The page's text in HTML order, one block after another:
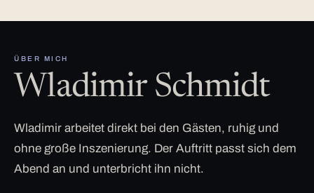
ÜBER MICH
Wladimir Schmidt
Wladimir arbeitet direkt bei den Gästen, ruhig und
ohne große Inszenierung. Der Auftritt passt sich dem
Abend an und unterbricht ihn nicht.